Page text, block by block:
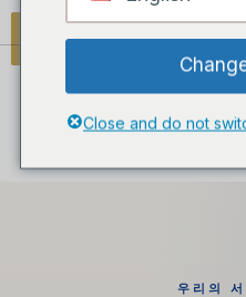
기
MPC 포털
우리의 서
Close and do not